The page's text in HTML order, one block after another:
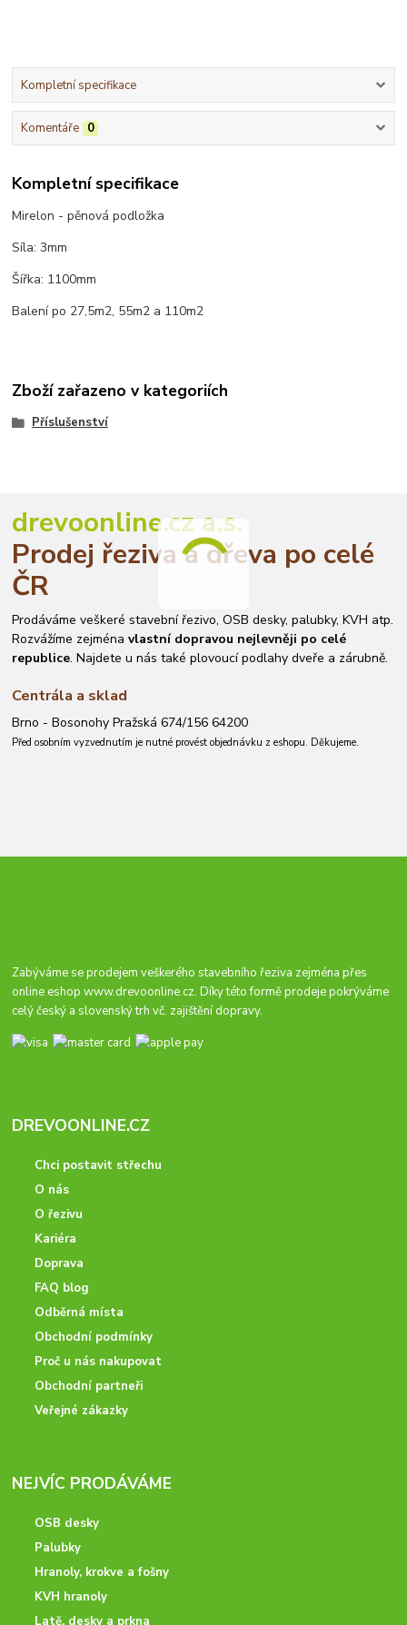
Kompletní specifikace
Komentáře 0
Kompletní specifikace
Mirelon - pěnová podložka
Síla: 3mm
Šířka: 1100mm
Balení po 27,5m2, 55m2 a 110m2
Zboží zařazeno v kategoriích
Příslušenství
drevoonline.cz a.s.
Prodej řeziva a dřeva po celé
ČR
Prodáváme veškeré stavební řezivo, OSB desky, palubky, KVH atp.
Rozvážíme zejménavlastní dopravou nejlevněji po celé
republice. Najdete u nás také plovoucí podlahy dveře a zárubně.
Centrála a sklad
Brno - Bosonohy Pražská 674/156 64200
Před osobním vyzvednutím je nutné provést objednávku z eshopu. Děkujeme.
Zabýváme se prodejem veškerého stavebního řeziva zejména přes
online eshopwww.drevoonline.cz. Díky této formě prodeje pokrýváme
celý český a slovenský trh vč. zajištění dopravy.
DREVOONLINE.CZ
Chci postavit střechu
O nás
O řezivu
Kariéra
Doprava
FAQ blog
Odběrná místa
Obchodní podmínky
Proč u nás nakupovat
Obchodní partneři
Veřejné zákazky
NEJVÍC PRODÁVÁME
OSB desky
Palubky
Hranoly, krokve a fošny
KVH hranoly
Latě, desky a prkna